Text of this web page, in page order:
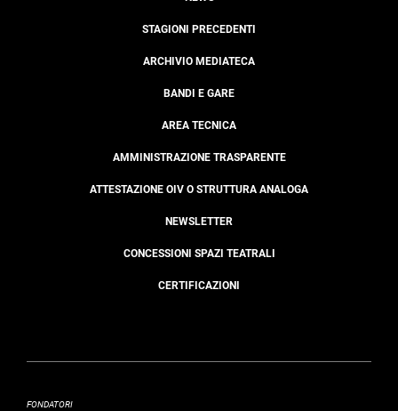
STAGIONI PRECEDENTI
ARCHIVIO MEDIATECA
BANDI E GARE
AREA TECNICA
AMMINISTRAZIONE TRASPARENTE
ATTESTAZIONE OIV O STRUTTURA ANALOGA
NEWSLETTER
CONCESSIONI SPAZI TEATRALI
CERTIFICAZIONI
FONDATORI